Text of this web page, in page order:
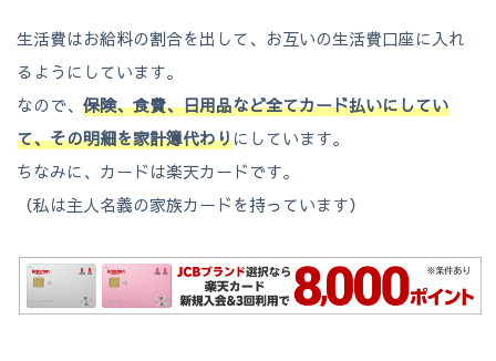
生活費はお給料の割合を出して、お互いの生活費口座に入れ
るようにしています。
なので、 保険、食費、日用品など全てカード払いにしてい
て、その明細を家計簿代わりにしています。
ちなみに、カードは楽天カードです。
（私は主人名義の家族カードを持っています）